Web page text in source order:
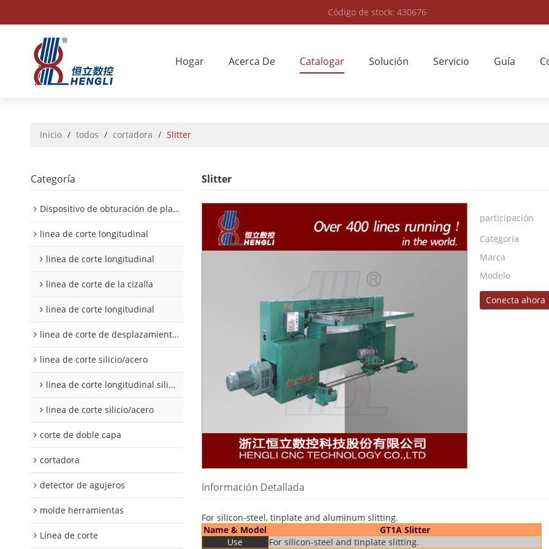
Código de stock: 430676
Hogar Acerca De Catalogar Solución Servicio Guía
Inicio / todos / cortadora / Slitter
Categoría
Dispositivo de obturación de placa interior/exterior de automóvil
linea de corte longitudinal
linea de corte longitudinal
linea de corte de la cizalla
linea de corte longitudinal
linea de corte de desplazamiento de hojalata y aluminio
linea de corte silicio/acero
linea de corte longitudinal silicio acero
linea de corte silicio/acero
corte de doble capa
cortadora
detector de agujeros
molde herramientas
Línea de corte
Slitter
participación
Categoría
Marca
Modelo
Conecta ahora
Información Detallada
For silicon-steel, tinplate and aluminum slitting.
Name & Model
GT1A Slitter
Use
For silicon-steel and tinplate slitting.